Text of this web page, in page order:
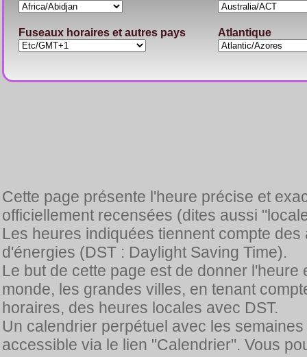
Fuseaux horaires et autres pays Atlantique
Cette page présente l'heure précise et
officiellement recensées (dites aussi
Les heures indiquées tiennent compte
d'énergies (DST : Daylight Saving Time).
Le but de cette page est de donner
monde, les grandes villes, en tenant
horaires, des heures locales avec DST.
Un calendrier perpétuel avec les
accessible via le lien "Calendrier". Vous